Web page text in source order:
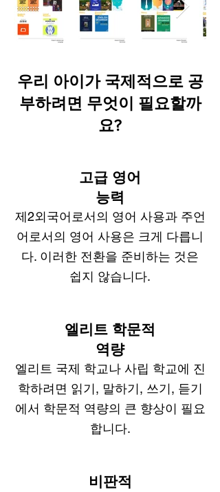
우리 아이가 국제적으로 공
부하려면 무엇이 필요할까
요?
고급 영어
능력
제2외국어로서의 영어 사용과 주언
어로서의 영어 사용은 크게 다릅니
다. 이러한 전환을 준비하는 것은
쉽지 않습니다.
엘리트 학문적
역량
엘리트 국제 학교나 사립 학교에 진
학하려면 읽기, 말하기, 쓰기, 듣기
에서 학문적 역량의 큰 향상이 필요
합니다.
비판적